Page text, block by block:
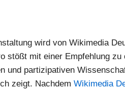
wird von Wikimedia
stößt mit einer Empfehlung zu
und partizipativen
zeigt. Nachdem Wikimedia